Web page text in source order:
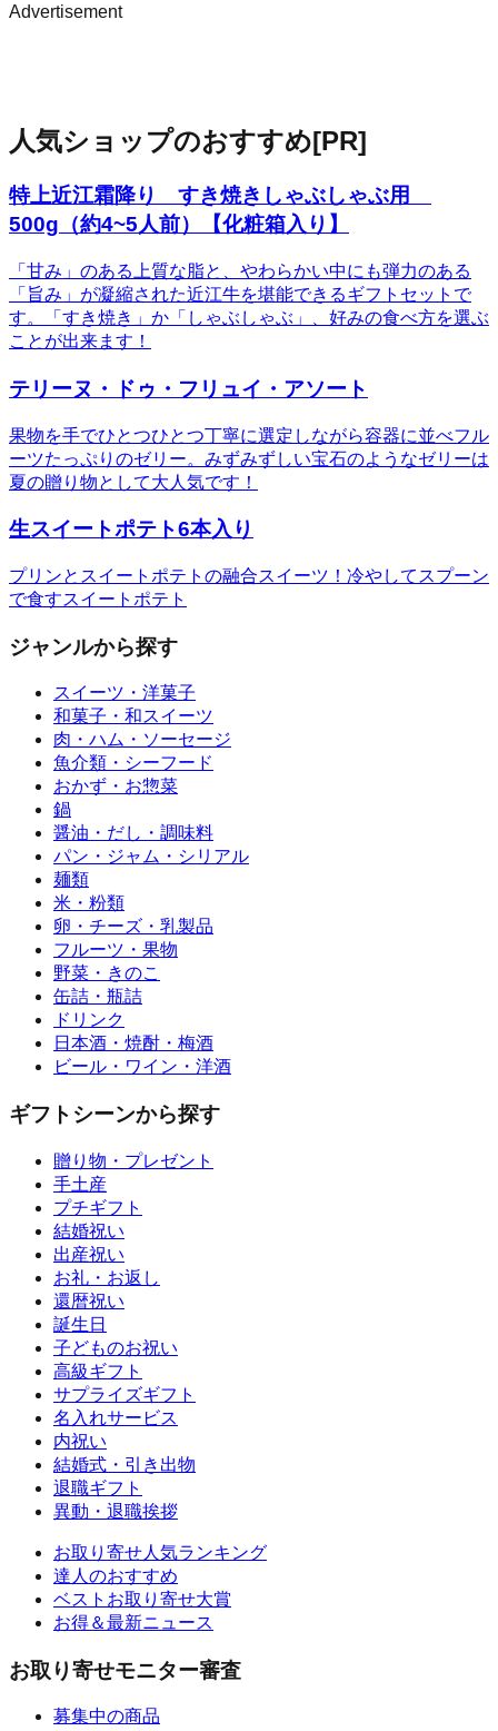
Advertisement
人気ショップのおすすめ[PR]
特上近江霜降り すき焼きしゃぶしゃぶ用
500g（約4~5人前）【化粧箱入り】
「甘み」のある上質な脂と、やわらかい中にも弾力のある
「旨み」が凝縮された近江牛を堪能できるギフトセットで
す。「すき焼き」か「しゃぶしゃぶ」、好みの食べ方を選ぶ
ことが出来ます！
テリーヌ・ドゥ・フリュイ・アソート
果物を手でひとつひとつ丁寧に選定しながら容器に並べフル
ーツたっぷりのゼリー。みずみずしい宝石のようなゼリーは
夏の贈り物として大人気です！
生スイートポテト6本入り
プリンとスイートポテトの融合スイーツ！冷やしてスプーン
で食すスイートポテト
ジャンルから探す
スイーツ・洋菓子
和菓子・和スイーツ
肉・ハム・ソーセージ
魚介類・シーフード
おかず・お惣菜
鍋
醤油・だし・調味料
パン・ジャム・シリアル
麺類
米・粉類
卵・チーズ・乳製品
フルーツ・果物
野菜・きのこ
缶詰・瓶詰
ドリンク
日本酒・焼酎・梅酒
ビール・ワイン・洋酒
ギフトシーンから探す
贈り物・プレゼント
手土産
プチギフト
結婚祝い
出産祝い
お礼・お返し
還暦祝い
誕生日
子どものお祝い
高級ギフト
サプライズギフト
名入れサービス
内祝い
結婚式・引き出物
退職ギフト
異動・退職挨拶
お取り寄せ人気ランキング
達人のおすすめ
ベストお取り寄せ大賞
お得＆最新ニュース
お取り寄せモニター審査
募集中の商品